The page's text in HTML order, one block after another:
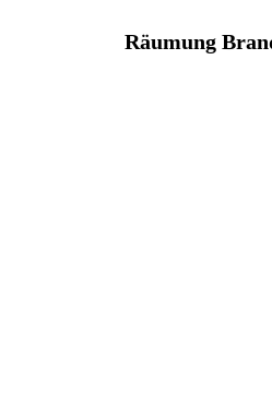
Räumung